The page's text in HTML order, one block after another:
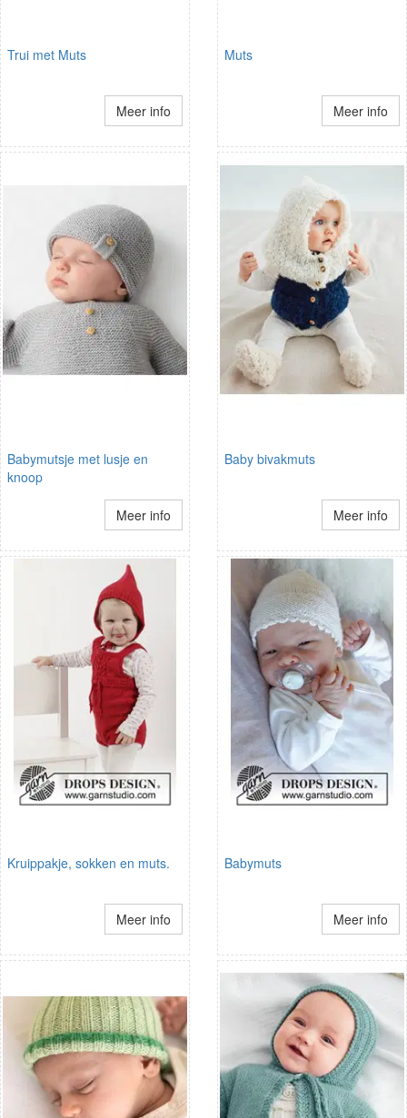
Trui met Muts
Meer info
Muts
Meer info
Babymutsje met lusje en
knoop
Meer info
Baby bivakmuts
Meer info
Kruippakje, sokken en muts.
Meer info
Babymuts
Meer info